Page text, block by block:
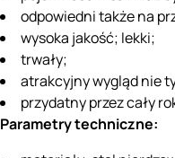
odpowiedni także na
wysoka jakość; lekki;
trwały;
atrakcyjny wygląd nie
przydatny przez cały
Parametry techniczne: